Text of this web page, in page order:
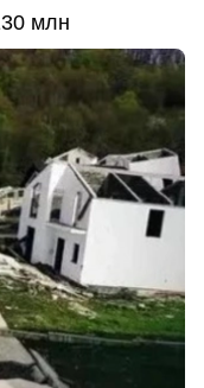
млн